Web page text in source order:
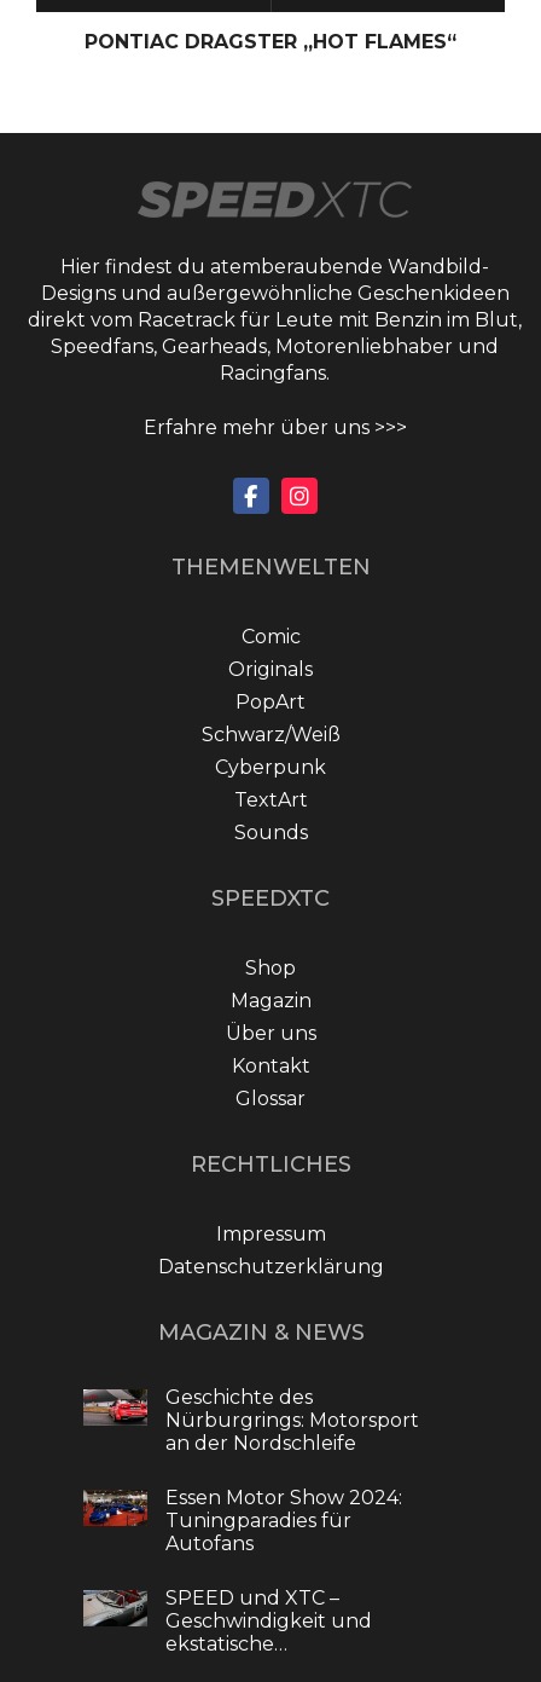
QUICK VIEW
PONTIAC DRAGSTER „HOT FLAMES“
Hier findest du atemberaubende Wandbild-
Designs und außergewöhnliche Geschenkideen
direkt vom Racetrack für Leute mit Benzin im Blut,
Speedfans, Gearheads, Motorenliebhaber und
Racingfans.
Erfahre mehr über uns >>>
THEMENWELTEN
Comic
Originals
PopArt
Schwarz/Weiß
Cyberpunk
TextArt
Sounds
SPEEDXTC
Shop
Magazin
Über uns
Kontakt
Glossar
RECHTLICHES
Impressum
Datenschutzerklärung
MAGAZIN & NEWS
Geschichte des
Nürburgrings: Motorsport
an der Nordschleife
Essen Motor Show 2024:
Tuningparadies für
Autofans
SPEED und XTC –
Geschwindigkeit und
ekstatische…